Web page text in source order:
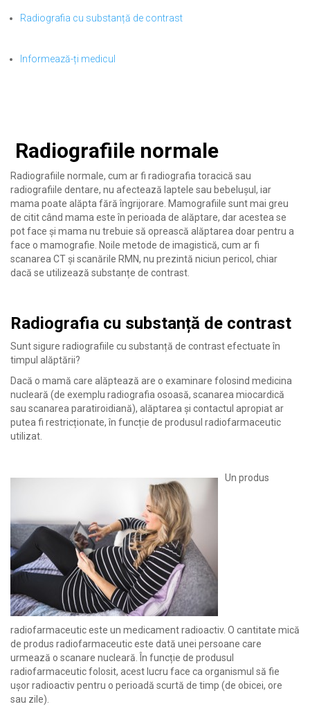
Radiografia cu substanță de contrast
Informează-ți medicul
Radiografiile normale
Radiografiile normale, cum ar fi radiografia toracică sau
radiografiile dentare, nu afectează laptele sau bebelușul, iar
mama poate alăpta fără îngrijorare. Mamografiile sunt mai greu
de citit când mama este în perioada de alăptare, dar acestea se
pot face și mama nu trebuie să oprească alăptarea doar pentru a
face o mamografie. Noile metode de imagistică, cum ar fi
scanarea CT și scanările RMN, nu prezintă niciun pericol, chiar
dacă se utilizează substanțe de contrast.
Radiografia cu substanță de contrast
Sunt sigure radiografiile cu substanță de contrast efectuate în
timpul alăptării?
Dacă o mamă care alăptează are o examinare folosind medicina
nucleară (de exemplu radiografia osoasă, scanarea miocardică
sau scanarea paratiroidiană), alăptarea și contactul apropiat ar
putea fi restricționate, în funcție de produsul radiofarmaceutic
utilizat.
Un produs
radiofarmaceutic este un medicament radioactiv. O cantitate mică
de produs radiofarmaceutic este dată unei persoane care
urmează o scanare nucleară. În funcție de produsul
radiofarmaceutic folosit, acest lucru face ca organismul să fie
ușor radioactiv pentru o perioadă scurtă de timp (de obicei, ore
sau zile).